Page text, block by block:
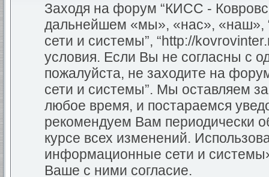
Заходя на форум “КИСС -
дальнейшем «мы», «нас»,
сети и системы”, “http://
условия. Если Вы не согласны с
пожалуйста, не заходите на
сети и системы”. Мы оставляем
любое время, и постараемся
рекомендуем Вам периодически
курсе всех изменений.
информационные сети и
Ваше с ними согласие.